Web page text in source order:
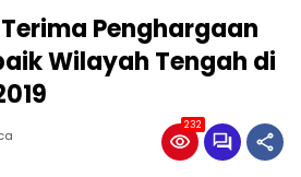
Penghargaan
Wilayah Tengah di
232